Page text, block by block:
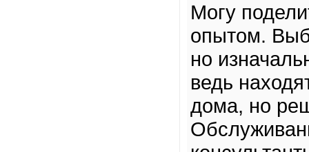
Могу
опытом.
но
ведь
дома, но